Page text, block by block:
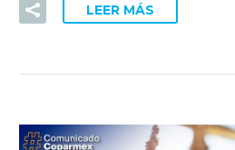
LEER MÁS